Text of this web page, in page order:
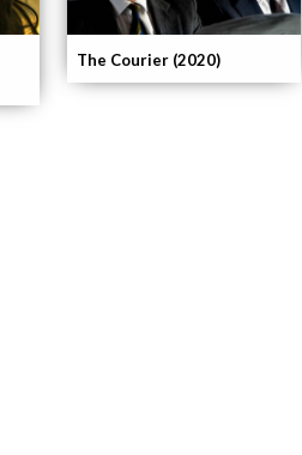
The Courier (2020)